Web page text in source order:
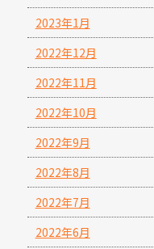
2023年1月
2022年12月
2022年11月
2022年10月
2022年9月
2022年8月
2022年7月
2022年6月